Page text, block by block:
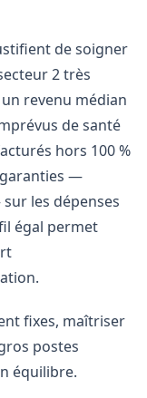
de soigner
2 très
revenu médian
de santé
hors 100 %
garanties —
les dépenses
égal permet
fixes, maîtriser
postes
équilibre.